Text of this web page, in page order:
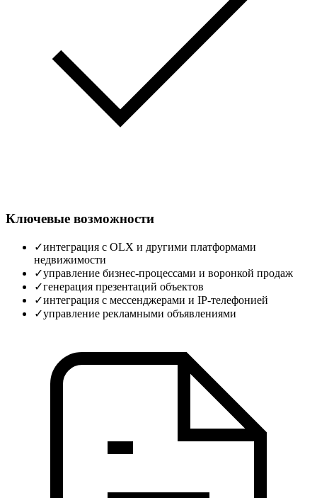
Ключевые возможности
✓интеграция с OLX и другими платформами
недвижимости
✓управление бизнес‑процессами и воронкой продаж
✓генерация презентаций объектов
✓интеграция с мессенджерами и IP‑телефонией
✓управление рекламными объявлениями